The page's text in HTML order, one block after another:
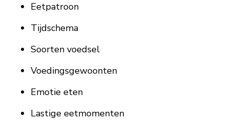
Eetpatroon
Tijdschema
Soorten voedsel
Voedingsgewoonten
Emotie eten
Lastige eetmomenten